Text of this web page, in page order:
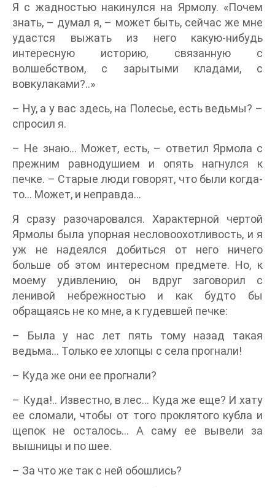
Я с жадностью накинулся на Ярмолу. «Почем
знать, – думал я, – может быть, сейчас же мне
удастся выжать из него какую-нибудь
интересную историю, связанную с
волшебством, с зарытыми кладами, с
вовкулаками?..»
– Ну, а у вас здесь, на Полесье, есть ведьмы? –
спросил я.
– Не знаю… Может, есть, – ответил Ярмола с
прежним равнодушием и опять нагнулся к
печке. – Старые люди говорят, что были когда-
то… Может, и неправда…
Я сразу разочаровался. Характерной чертой
Ярмолы была упорная несловоохотливость, и я
уж не надеялся добиться от него ничего
больше об этом интересном предмете. Но, к
моему удивлению, он вдруг заговорил с
ленивой небрежностью и как будто бы
обращаясь не ко мне, а к гудевшей печке:
– Была у нас лет пять тому назад такая
ведьма… Только ее хлопцы с села прогнали!
– Куда же они ее прогнали?
– Куда!.. Известно, в лес… Куда же еще? И хату
ее сломали, чтобы от того проклятого кубла и
щепок не осталось… А саму ее вывели за
вышницы и по шее.
– За что же так с ней обошлись?